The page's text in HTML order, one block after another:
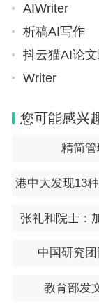
AIWriter
析稿AI写作
抖云猫AI论
Writer
您可能感兴
精简
张礼和院士：
中国研究
教育部发